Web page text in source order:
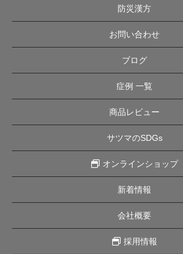
防災漢方
お問い合わせ
ブログ
症例 一覧
商品レビュー
サツマのSDGs
オンラインショップ
新着情報
会社概要
採用情報